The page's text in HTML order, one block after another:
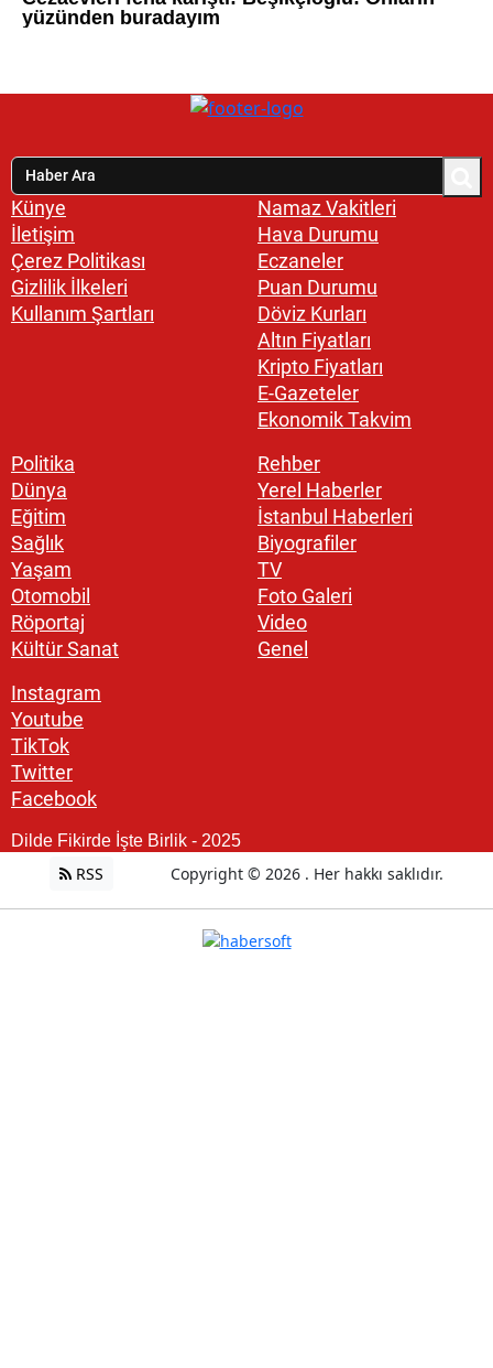
Künye
İletişim
Çerez Politikası
Gizlilik İlkeleri
Kullanım Şartları
Namaz Vakitleri
Hava Durumu
Eczaneler
Puan Durumu
Döviz Kurları
Altın Fiyatları
Kripto Fiyatları
E-Gazeteler
Ekonomik Takvim
Politika
Dünya
Eğitim
Sağlık
Yaşam
Otomobil
Röportaj
Kültür Sanat
Rehber
Yerel Haberler
İstanbul Haberleri
Biyografiler
TV
Foto Galeri
Video
Genel
Instagram
Youtube
TikTok
Twitter
Facebook
Dilde Fikirde İşte Birlik - 2025
RSS Copyright © 2026 . Her hakkı saklıdır.